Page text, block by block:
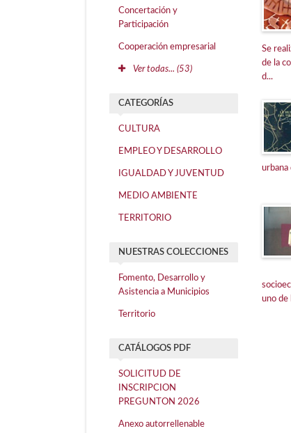
Concertación y
Participación
Cooperación empresarial
Ver todas... (53)
CATEGORÍAS
CULTURA
EMPLEO Y DESARROLLO
IGUALDAD Y JUVENTUD
MEDIO AMBIENTE
TERRITORIO
NUESTRAS COLECCIONES
Fomento, Desarrollo y
Asistencia a Municipios
Territorio
CATÁLOGOS PDF
SOLICITUD DE
INSCRIPCION
PREGUNTON 2026
Anexo autorrellenable
Se
de la
d...
urbana
uno de